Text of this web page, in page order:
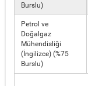
Burslu)
Petrol ve
Doğalgaz
Mühendisliği
(İngilizce) (%75
Burslu)